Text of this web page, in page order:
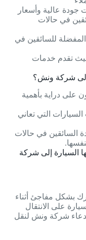
جودة عالية وأسعار
في حالات
الشركة المفضلة للسائقين في
حيث تقدم خدمات
إلى شركة ونش؟
على دراية بأهمية
التي تعاني
السائقين في حالات
السيارة إلى شركة
بشكل مفاجئ أثناء
على الانتقال
شركة ونش لنقل